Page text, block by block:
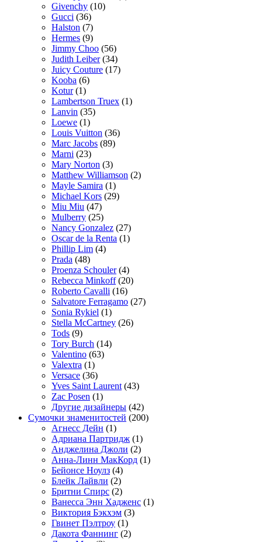
Givenchy (10)
Gucci (36)
Halston (7)
Hermes (9)
Jimmy Choo (56)
Judith Leiber(34)
Juicy Couture (17)
Kooba (6)
Kotur(1)
Lambertson Truex (1)
Lanvin (35)
Loewe (1)
Louis Vuitton (36)
Marc Jacobs (89)
Marni (23)
Mary Norton (3)
Matthew Williamson (2)
Mayle Samira (1)
Michael Kors (29)
Miu Miu (47)
Mulberry (25)
Nancy Gonzalez (27)
Oscar de la Renta (1)
Phillip Lim (4)
Prada (48)
Proenza Schouler(4)
Rebecca Minkoff(20)
Roberto Cavalli (16)
Salvatore Ferragamo (27)
Sonia Rykiel (1)
Stella McCartney (26)
Tods (9)
Tory Burch (14)
Valentino (63)
Valextra (1)
Versace (36)
Yves Saint Laurent (43)
Zac Posen (1)
Другие дизайнеры (42)
Сумочки знаменитостей (200)
Агнесс Дейн (1)
Адриана Партридж (1)
Анджелина Джоли (2)
Анна-Линн МакКорд (1)
Бейонсе Ноулз (4)
Блейк Лайвли (2)
Бритни Спирс (2)
Ванесса Энн Хадженс (1)
Виктория Бэкхэм (3)
Гвинет Пэлтроу (1)
Дакота Фаннинг (2)